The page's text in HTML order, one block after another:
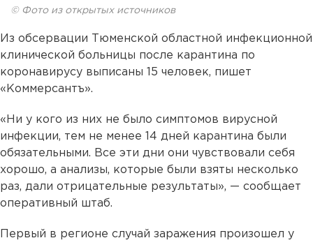
© Фото из открытых источников
Из обсервации Тюменской областной инфекционной
клинической больницы после карантина по
коронавирусу выписаны 15 человек, пишет
«Коммерсантъ».
«Ни у кого из них не было симптомов вирусной
инфекции, тем не менее 14 дней карантина были
обязательными. Все эти дни они чувствовали себя
хорошо, а анализы, которые были взяты несколько
раз, дали отрицательные результаты», — сообщает
оперативный штаб.
Первый в регионе случай заражения произошел у